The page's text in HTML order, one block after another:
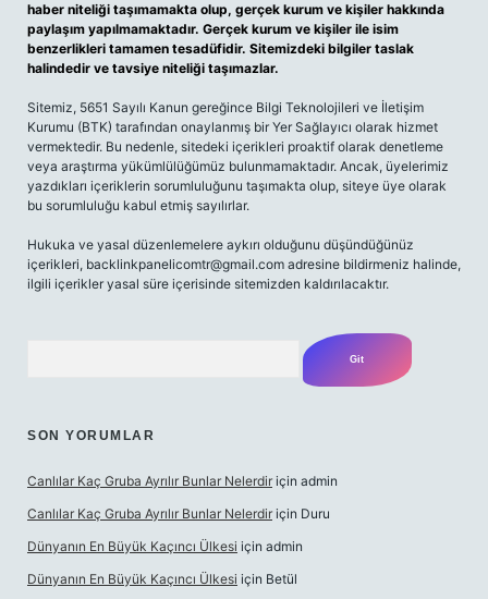
haber niteliği taşımamakta olup, gerçek kurum ve kişiler hakkında
paylaşım yapılmamaktadır. Gerçek kurum ve kişiler ile isim
benzerlikleri tamamen tesadüfidir. Sitemizdeki bilgiler taslak
halindedir ve tavsiye niteliği taşımazlar.
Sitemiz, 5651 Sayılı Kanun gereğince Bilgi Teknolojileri ve İletişim
Kurumu (BTK) tarafından onaylanmış bir Yer Sağlayıcı olarak hizmet
vermektedir. Bu nedenle, sitedeki içerikleri proaktif olarak denetleme
veya araştırma yükümlülüğümüz bulunmamaktadır. Ancak, üyelerimiz
yazdıkları içeriklerin sorumluluğunu taşımakta olup, siteye üye olarak
bu sorumluluğu kabul etmiş sayılırlar.
Hukuka ve yasal düzenlemelere aykırı olduğunu düşündüğünüz
içerikleri, backlinkpanelicomtr@gmail.com adresine bildirmeniz halinde,
ilgili içerikler yasal süre içerisinde sitemizden kaldırılacaktır.
SON YORUMLAR
Canlılar Kaç Gruba Ayrılır Bunlar Nelerdir için admin
Canlılar Kaç Gruba Ayrılır Bunlar Nelerdir için Duru
Dünyanın En Büyük Kaçıncı Ülkesi için admin
Dünyanın En Büyük Kaçıncı Ülkesi için Betül